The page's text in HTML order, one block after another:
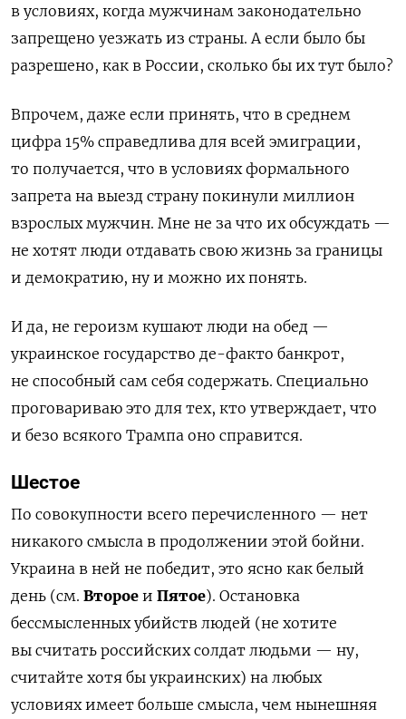
в условиях, когда мужчинам законодательно
запрещено уезжать из страны. А если было бы
разрешено, как в России, сколько бы их тут было?
Впрочем, даже если принять, что в среднем
цифра 15% справедлива для всей эмиграции,
то получается, что в условиях формального
запрета на выезд страну покинули миллион
взрослых мужчин. Мне не за что их обсуждать —
не хотят люди отдавать свою жизнь за границы
и демократию, ну и можно их понять.
И да, не героизм кушают люди на обед —
украинское государство де-факто банкрот,
не способный сам себя содержать. Специально
проговариваю это для тех, кто утверждает, что
и безо всякого Трампа оно справится.
Шестое
По совокупности всего перечисленного — нет
никакого смысла в продолжении этой бойни.
Украина в ней не победит, это ясно как белый
день (см. Второе и Пятое). Остановка
бессмысленных убийств людей (не хотите
вы считать российских солдат людьми — ну,
считайте хотя бы украинских) на любых
условиях имеет больше смысла, чем нынешняя